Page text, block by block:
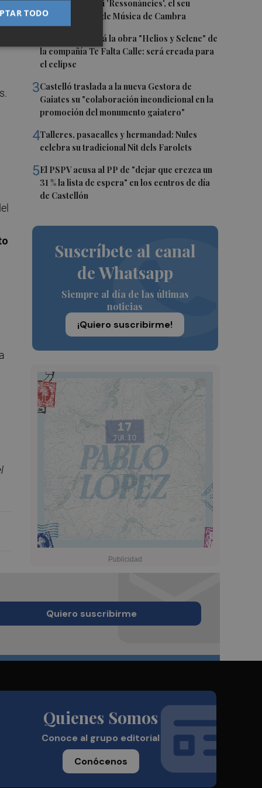
1Culla estrena hui 'Ressonàncies', el seu
primer Festival de Música de Cambra
Castelló acogerá la obra "Helios y Selene" de
la compañía Te Falta Calle: será creada para
el eclipse
3Castelló traslada a la nueva Gestora de
Gaiates su "colaboración incondicional en la
promoción del monumento gaiatero"
4Talleres, pasacalles y hermandad: Nules
celebra su tradicional Nit dels Farolets
5El PSPV acusa al PP de "dejar que crezca un
31 % la lista de espera" en los centros de día
de Castellón
Suscríbete al canal
de Whatsapp
Siempre al día de las últimas
noticias
¡Quiero suscribirme!
Quiero suscribirme
Quienes Somos
Conoce al grupo editorial
Conócenos
TODO